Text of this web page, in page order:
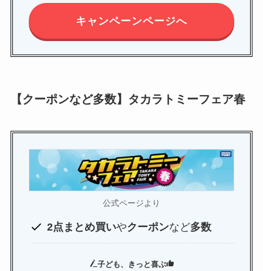
キャンペーンページへ
【クーポンなど多数】タカラトミーフェア春
公式ページより
2点まとめ買いやクーポンなど多数
子ども、きっと喜ぶ